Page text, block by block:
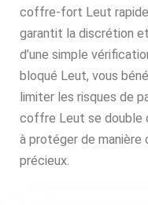
coffre-fort Leut
garantit la discrétion et
d’une simple
bloqué Leut, vous
limiter les risques de
coffre Leut se double
à protéger de manière
précieux.